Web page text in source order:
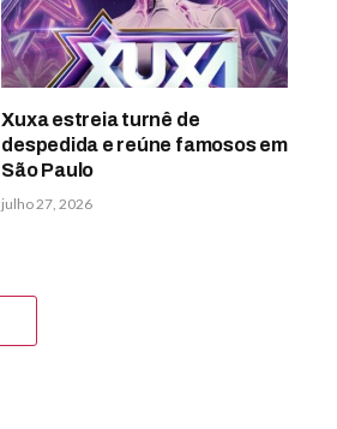
Xuxa estreia turnê de
despedida e reúne famosos em
São Paulo
julho 27, 2026